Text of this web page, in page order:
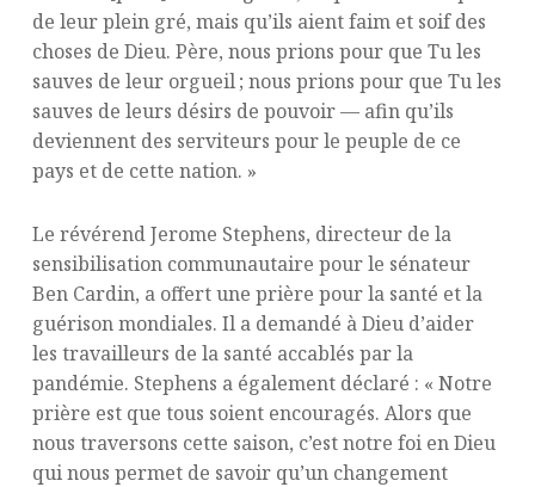
de leur plein gré, mais qu’ils aient faim et soif des
choses de Dieu. Père, nous prions pour que Tu les
sauves de leur orgueil ; nous prions pour que Tu les
sauves de leurs désirs de pouvoir — afin qu’ils
deviennent des serviteurs pour le peuple de ce
pays et de cette nation. »
Le révérend Jerome Stephens, directeur de la
sensibilisation communautaire pour le sénateur
Ben Cardin, a offert une prière pour la santé et la
guérison mondiales. Il a demandé à Dieu d’aider
les travailleurs de la santé accablés par la
pandémie. Stephens a également déclaré : « Notre
prière est que tous soient encouragés. Alors que
nous traversons cette saison, c’est notre foi en Dieu
qui nous permet de savoir qu’un changement